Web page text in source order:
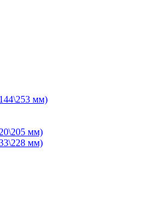
мм)
мм)
мм)